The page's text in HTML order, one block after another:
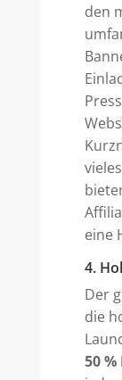
den
eine
4.
Der
die
50